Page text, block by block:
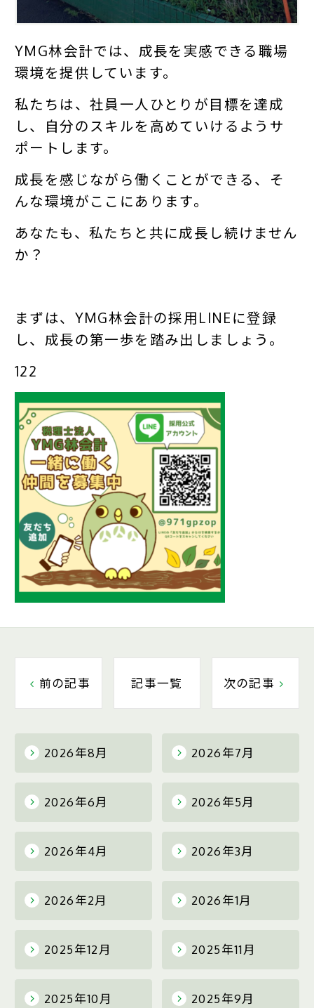
2026年8月 2026年7月
2026年6月 2026年5月
2026年4月 2026年3月
2026年2月 2026年1月
2025年12月 2025年11月
2025年10月 2025年9月
YMG林会計では、成長を実感できる職場
環境を提供しています。
私たちは、社員一人ひとりが目標を達成
し、自分のスキルを高めていけるようサ
ポートします。
成長を感じながら働くことができる、そ
んな環境がここにあります。
あなたも、私たちと共に成長し続けません
か？
まずは、YMG林会計の採用LINEに登録
し、成長の第一歩を踏み出しましょう。
122
前の記事 記事一覧 次の記事